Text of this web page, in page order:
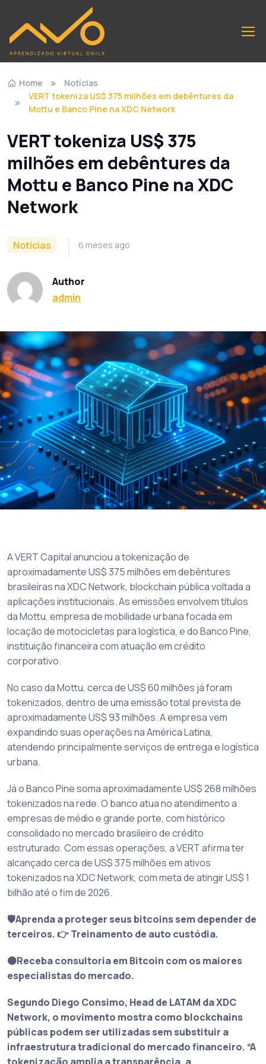
Home
Notícias
VERT tokeniza US$ 375 milhões em debêntures da
Mottu e Banco Pine na XDC Network
VERT tokeniza US$ 375
milhões em debêntures da
Mottu e Banco Pine na XDC
Network
Notícias 6 meses ago
Author
admin
A VERT Capital anunciou a tokenização de
aproximadamente US$ 375 milhões em debêntures
brasileiras na XDC Network, blockchain pública voltada a
aplicações institucionais. As emissões envolvem títulos
da Mottu, empresa de mobilidade urbana focada em
locação de motocicletas para logística, e do Banco Pine,
instituição financeira com atuação em crédito
corporativo.
No caso da Mottu, cerca de US$ 60 milhões já foram
tokenizados, dentro de uma emissão total prevista de
aproximadamente US$ 93 milhões. A empresa vem
expandindo suas operações na América Latina,
atendendo principalmente serviços de entrega e logística
urbana.
Já o Banco Pine soma aproximadamente US$ 268 milhões
tokenizados na rede. O banco atua no atendimento a
empresas de médio e grande porte, com histórico
consolidado no mercado brasileiro de crédito
estruturado. Com essas operações, a VERT afirma ter
alcançado cerca de US$ 375 milhões em ativos
tokenizados na XDC Network, com meta de atingir US$ 1
bilhão até o fim de 2026.
🛡️Aprenda a proteger seus bitcoins sem depender de
terceiros. 👉 Treinamento de auto custódia.
🟠Receba consultoria em Bitcoin com os maiores
especialistas do mercado.
Segundo Diego Consimo, Head de LATAM da XDC
Network, o movimento mostra como blockchains
públicas podem ser utilizadas sem substituir a
infraestrutura tradicional do mercado financeiro. “A